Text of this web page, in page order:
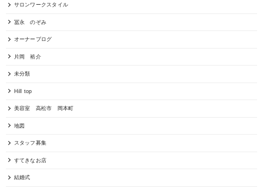
サロンワークスタイル
冨永 のぞみ
オーナーブログ
片岡 裕介
未分類
Hill top
美容室 高松市 岡本町
地図
スタッフ募集
すてきなお店
結婚式